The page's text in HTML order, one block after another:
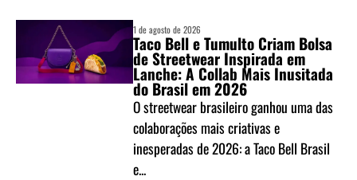
1 de agosto de 2026
Taco Bell e Tumulto Criam Bolsa
de Streetwear Inspirada em
Lanche: A Collab Mais Inusitada
do Brasil em 2026
O streetwear brasileiro ganhou uma das
colaborações mais criativas e
inesperadas de 2026: a Taco Bell Brasil
e...